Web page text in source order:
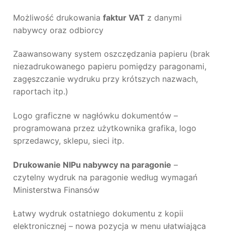
Możliwość drukowania faktur VAT z danymi
nabywcy oraz odbiorcy
Zaawansowany system oszczędzania papieru (brak
niezadrukowanego papieru pomiędzy paragonami,
zagęszczanie wydruku przy krótszych nazwach,
raportach itp.)
Logo graficzne w nagłówku dokumentów –
programowana przez użytkownika grafika, logo
sprzedawcy, sklepu, sieci itp.
Drukowanie NIPu nabywcy na paragonie –
czytelny wydruk na paragonie według wymagań
Ministerstwa Finansów
Łatwy wydruk ostatniego dokumentu z kopii
elektronicznej – nowa pozycja w menu ułatwiająca